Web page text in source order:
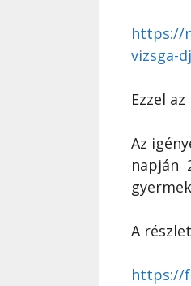
https://
vizsga-
Ezzel
Az
napján
A
https://